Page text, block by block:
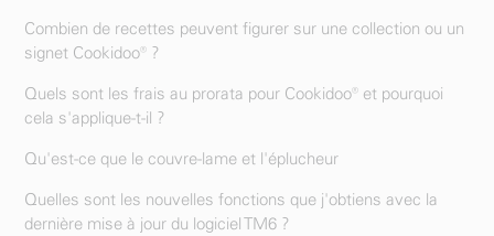
Combien de recettes peuvent figurer sur une collection ou un
signet Cookidoo® ?
Quels sont les frais au prorata pour Cookidoo® et pourquoi
cela s'applique-t-il ?
Qu'est-ce que le couvre-lame et l'éplucheur
Quelles sont les nouvelles fonctions que j'obtiens avec la
dernière mise à jour du logiciel TM6 ?